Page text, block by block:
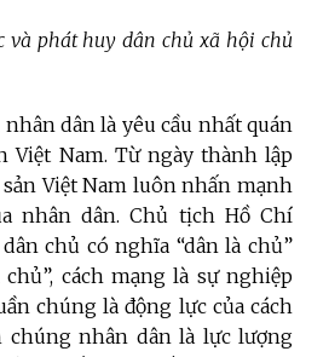
và phát huy dân chủ xã hội chủ
dân là yêu cầu nhất quán
Việt Nam. Từ ngày thành lập
Việt Nam luôn nhấn mạnh
nhân dân. Chủ tịch Hồ Chí
chủ có nghĩa “dân là chủ”
cách mạng là sự nghiệp
chúng là động lực của cách
chúng nhân dân là lực lượng